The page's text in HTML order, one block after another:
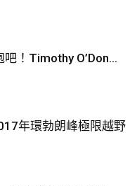
！Timothy O’Don...
年環勃朗峰極限越野